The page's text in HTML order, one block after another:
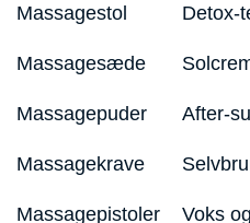
Massagestol
Massagesæde
Massagepuder
Massagekrave
Massagepistoler
Detox-
After-
Voks